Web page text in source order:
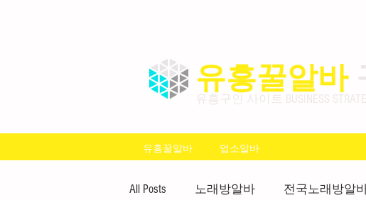
유흥꿀알바
유흥꿀알바 업소알바
All Posts 노래방알바 전국노래방알